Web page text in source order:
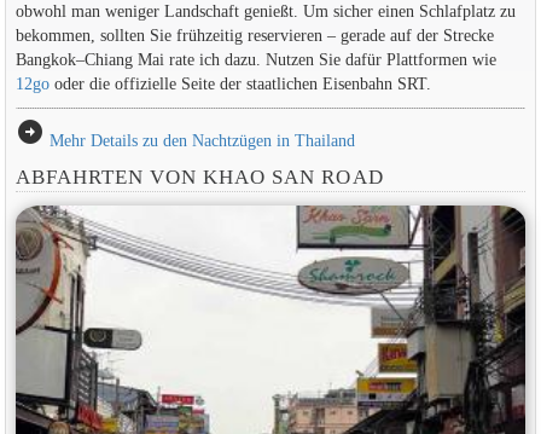
obwohl man weniger Landschaft genießt. Um sicher einen Schlafplatz zu
bekommen, sollten Sie frühzeitig reservieren – gerade auf der Strecke
Bangkok–Chiang Mai rate ich dazu. Nutzen Sie dafür Plattformen wie
12gooder die offizielle Seite der staatlichen Eisenbahn SRT.
arrow_circle_right Mehr Details zu den Nachtzügen in Thailand
ABFAHRTEN VON KHAO SAN ROAD